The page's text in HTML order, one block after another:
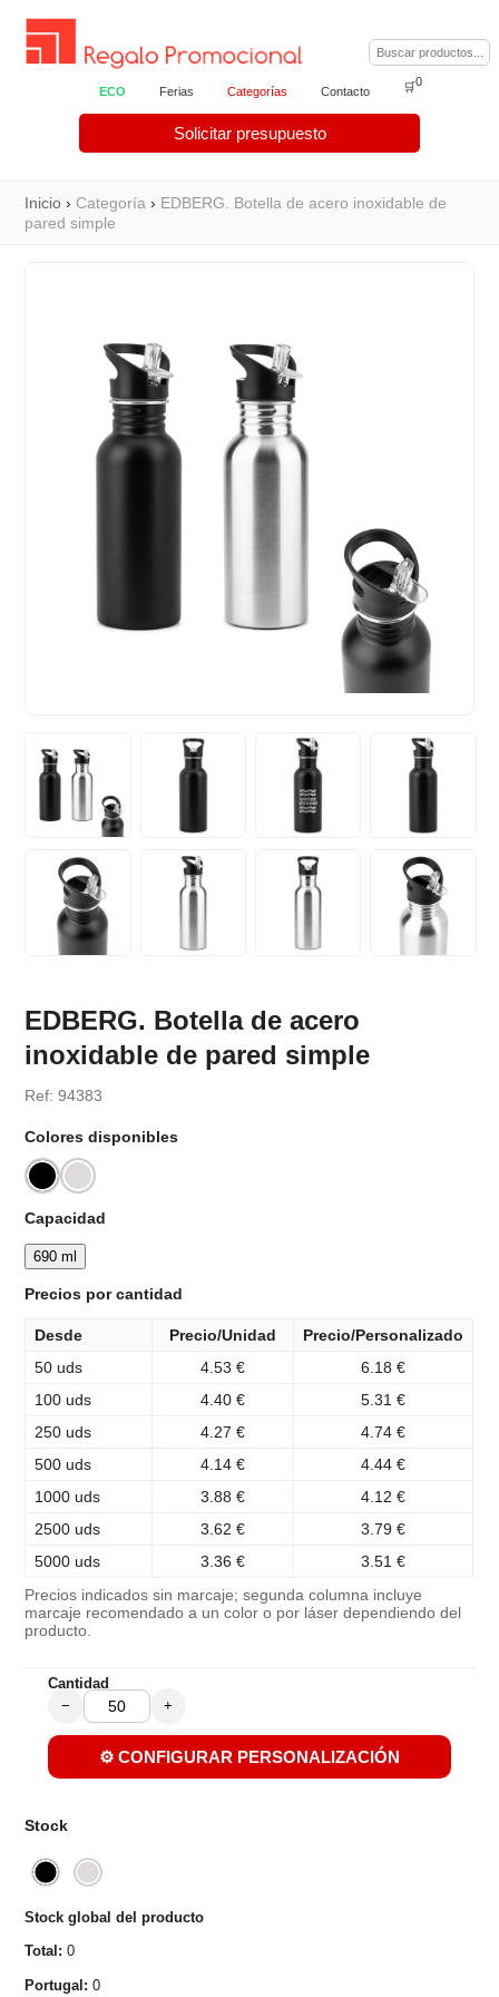
ECO Ferias Categorías Contacto
Solicitar presupuesto
🛒0
Inicio ›Categoría › EDBERG. Botella de acero inoxidable de
pared simple
EDBERG. Botella de acero
inoxidable de pared simple
Ref: 94383
Colores disponibles
Capacidad
690 ml
Precios por cantidad
Desde Precio/Unidad
Precio/Personalizado
50 uds
4.53 €
6.18 €
100 uds
4.40 €
5.31 €
250 uds
4.27 €
4.74 €
500 uds
4.14 €
4.44 €
1000 uds
3.88 €
4.12 €
2500 uds
3.62 €
3.79 €
5000 uds
3.36 € 3.51 €
Precios indicados sin marcaje; segunda columna incluye
marcaje recomendado a un color o por láser dependiendo del
producto.
Cantidad
− +
⚙️ CONFIGURAR PERSONALIZACIÓN
Stock
Stock global del producto
Total: 0
Portugal: 0